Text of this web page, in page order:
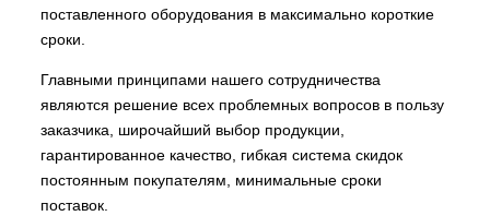
поставленного оборудования в максимально короткие
сроки.
Главными принципами нашего сотрудничества
являются решение всех проблемных вопросов в пользу
заказчика, широчайший выбор продукции,
гарантированное качество, гибкая система скидок
постоянным покупателям, минимальные сроки
поставок.